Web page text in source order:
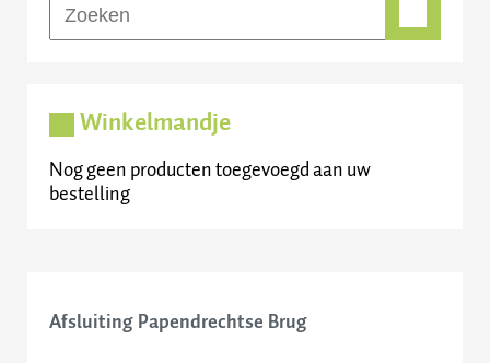
Winkelmandje
Nog geen producten toegevoegd aan uw
bestelling
Afsluiting Papendrechtse Brug